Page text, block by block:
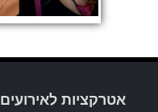
אטרקציות לאירועים